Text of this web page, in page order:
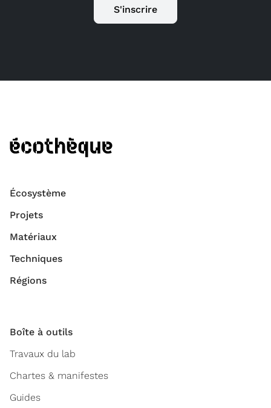
S'inscrire
Écosystème
Projets
Matériaux
Techniques
Régions
Boîte à outils
Travaux du lab
Chartes & manifestes
Guides